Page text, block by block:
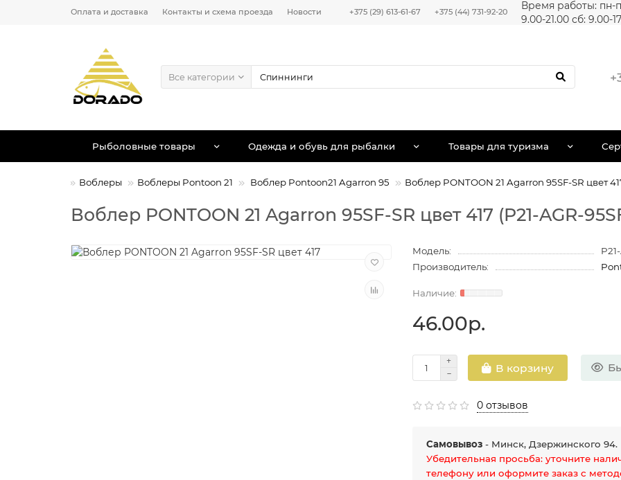
Оплата и доставка Контакты и схема проезда Новости +375 (29) 613-61-67 +375 (44) 731-92-20
Время работы: пн-
9.00-21.00 сб: 9.00-
Все категории
Рыболовные товары Одежда и обувь для рыбалки Товары для туризма
Воблеры Воблеры Pontoon 21 Воблер Pontoon21 Agarron 95 Воблер PONTOON 21 Agarron 95SF-SR цвет
Воблер PONTOON 21 Agarron 95SF-SR цвет 417 (P21-AGR-
Модель:
Производитель:
46.00р.
В корзину
0 отзывов
Самовывоз - Минск, Дзержинского 94.
Убедительная просьба: уточните
телефону или оформите заказ с